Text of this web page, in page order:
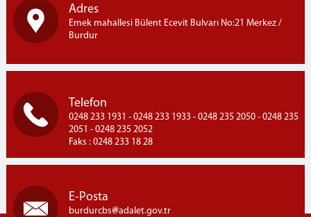
2.Sulh Hukuk Mahkemesi
İcra Hukuk Mahkemesi
Kadastro Mahkemesi
1. ve 2.Sulh Hukuk Mahkemesi Satış Memurluğu
Mahkeme/Savcılık Önbüro
Hakimlerin İzin Durumları
Burdur E Tipi CİK Müdürlüğü
Denetimli Serbestlik Müdürlüğü
Adli Destek ve Mağdur Hizmetleri Müdürlüğü
Adres
Emek mahallesi Bülent Ecevit Bulvarı No:21 Merkez /
Burdur
Telefon
0248 233 1931 - 0248 233 1933 - 0248 235 2050 - 0248 235
2051 - 0248 235 2052
Faks : 0248 233 18 28
E-Posta
burdurcbs adalet.gov.tr